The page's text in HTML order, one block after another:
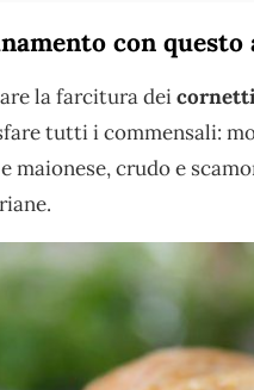
con
la farcitura dei
tutti i commensali:
maionese, crudo e